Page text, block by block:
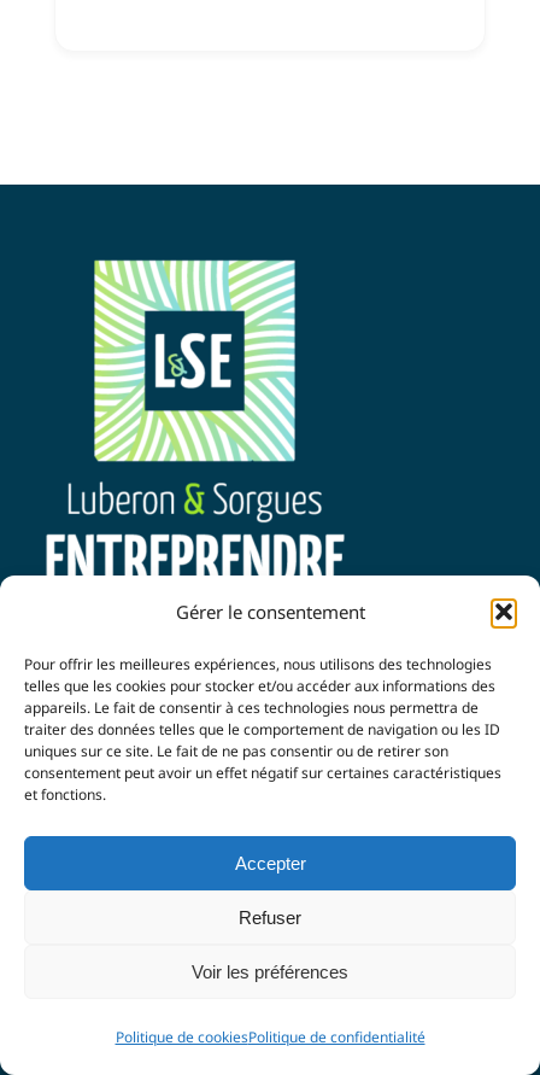
Gérer le consentement
Pour offrir les meilleures expériences, nous utilisons des technologies
telles que les cookies pour stocker et/ou accéder aux informations des
appareils. Le fait de consentir à ces technologies nous permettra de
traiter des données telles que le comportement de navigation ou les ID
uniques sur ce site. Le fait de ne pas consentir ou de retirer son
consentement peut avoir un effet négatif sur certaines caractéristiques
et fonctions.
Accepter
Refuser
Voir les préférences
Politique de cookiesPolitique de confidentialité
25 Boulevard Paul Pons
84800 L’Isle sur la Sorgue
Tel. : 06 84 03 51 52
info@luberonetsorguesentreprendre.fr